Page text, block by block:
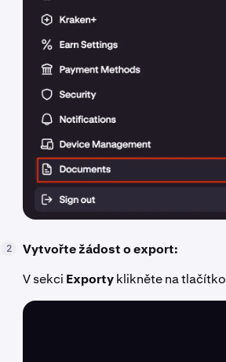
2
Vytvořte žádost o export:
V sekci Exportyklikněte na tlačítko